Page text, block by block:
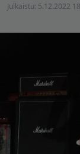
Julkaistu: 5.12.2022